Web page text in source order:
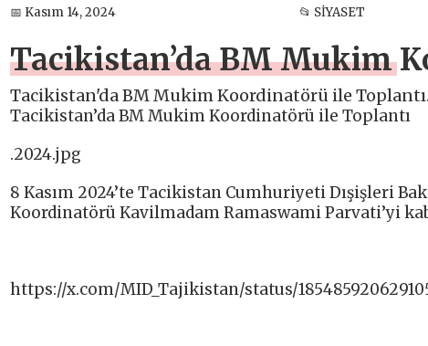
📅 Kasım 14, 2024 📂 SİYASET
Tacikistan’da BM Mukim
Tacikistan'da BM Mukim Koordinatörü ile Toplantı.
Tacikistan’da BM Mukim Koordinatörü ile Toplantı
.2024.jpg
8 Kasım 2024’te Tacikistan Cumhuriyeti Dışişleri
Koordinatörü Kavilmadam Ramaswami Parvati’yi
https://x.com/MID_Tajikistan/status/